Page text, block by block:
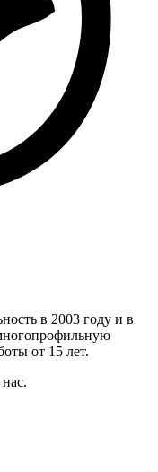
в 2003 году и в
от 15 лет.